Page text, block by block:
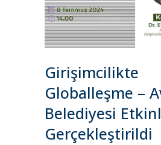
Girişimcilikte
Globalleşme –
Belediyesi
Gerçekleştirildi